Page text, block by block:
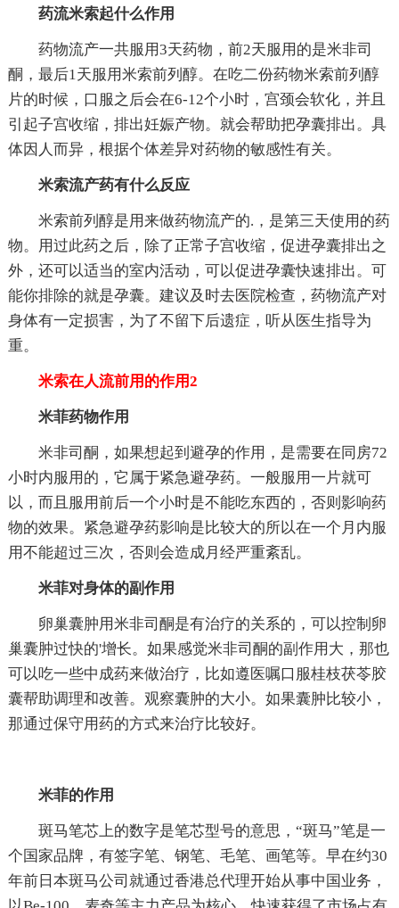
药流米索起什么作用
药物流产一共服用3天药物，前2天服用的是米非司
酮，最后1天服用米索前列醇。在吃二份药物米索前列醇
片的时候，口服之后会在6-12个小时，宫颈会软化，并且
引起子宫收缩，排出妊娠产物。就会帮助把孕囊排出。具
体因人而异，根据个体差异对药物的敏感性有关。
米索流产药有什么反应
米索前列醇是用来做药物流产的.，是第三天使用的药
物。用过此药之后，除了正常子宫收缩，促进孕囊排出之
外，还可以适当的室内活动，可以促进孕囊快速排出。可
能你排除的就是孕囊。建议及时去医院检查，药物流产对
身体有一定损害，为了不留下后遗症，听从医生指导为
重。
米索在人流前用的作用2
米菲药物作用
米非司酮，如果想起到避孕的作用，是需要在同房72
小时内服用的，它属于紧急避孕药。一般服用一片就可
以，而且服用前后一个小时是不能吃东西的，否则影响药
物的效果。紧急避孕药影响是比较大的所以在一个月内服
用不能超过三次，否则会造成月经严重紊乱。
米菲对身体的副作用
卵巢囊肿用米非司酮是有治疗的关系的，可以控制卵
巢囊肿过快的'增长。如果感觉米非司酮的副作用大，那也
可以吃一些中成药来做治疗，比如遵医嘱口服桂枝茯苓胶
囊帮助调理和改善。观察囊肿的大小。如果囊肿比较小，
那通过保守用药的方式来治疗比较好。
米菲的作用
斑马笔芯上的数字是笔芯型号的意思，“斑马”笔是一
个国家品牌，有签字笔、钢笔、毛笔、画笔等。早在约30
年前日本斑马公司就通过香港总代理开始从事中国业务，